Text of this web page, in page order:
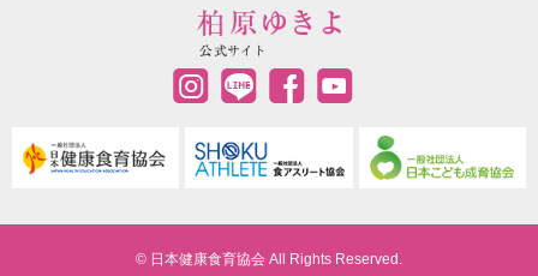
© 日本健康食育協会 All Rights Reserved.